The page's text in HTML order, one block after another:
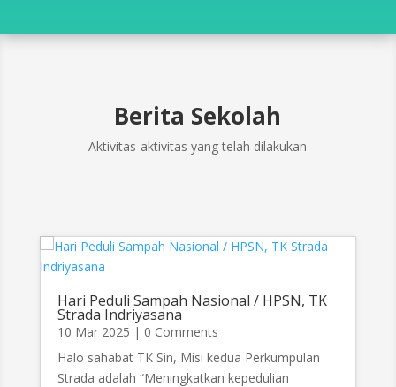
Berita Sekolah
Aktivitas-aktivitas yang telah dilakukan
Hari Peduli Sampah Nasional / HPSN, TK
Strada Indriyasana
10 Mar 2025 | 0 Comments
Halo sahabat TK Sin, Misi kedua Perkumpulan
Strada adalah “Meningkatkan kepedulian